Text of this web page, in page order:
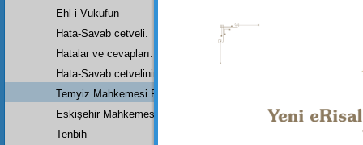
Ehl-i Vukufun
Hata-Savab cetveli.
Hatalar ve cevapları.
Hata-Savab cetvelinin zeylidir.
Temyiz Mahkemesi Riyasetine:
Eskişehir Mahkemesinde Yazılan Arzuhalin Bir Parçası
Tenbih